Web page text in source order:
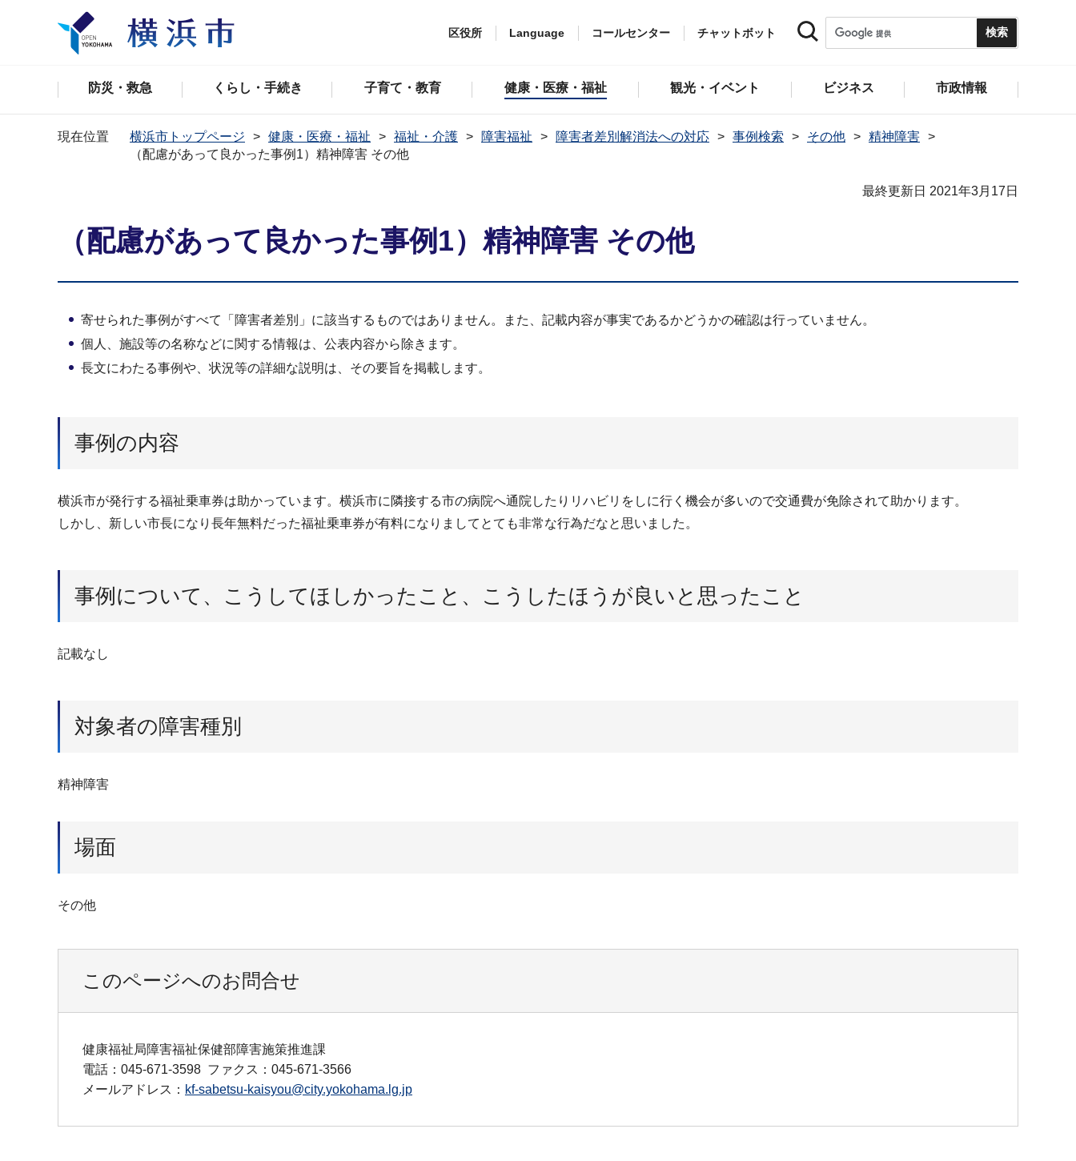
区役所 Language コールセンター チャットボット
防災・救急 くらし・手続き 子育て・教育 健康・医療・福祉 観光・イベント ビジネス 市政情報
現在位置 横浜市トップページ 健康・医療・福祉 福祉・介護 障害福祉 障害者差別解消法への対応 事例検索 その他
精神障害
（配慮があって良かった事例1）精神障害 その他
最終更新日 2021年3月17日
（配慮があって良かった事例1）精神障害 その他
寄せられた事例がすべて「障害者差別」に該当するものではありません。また、記載内容が事実であるかどうかの確認は行っていません。
個人、施設等の名称などに関する情報は、公表内容から除きます。
長文にわたる事例や、状況等の詳細な説明は、その要旨を掲載します。
事例の内容
横浜市が発行する福祉乗車券は助かっています。横浜市に隣接する市の病院へ通院したりリハビリをしに行く機会が多いので交通費が免除されて助かります。
しかし、新しい市長になり長年無料だった福祉乗車券が有料になりましてとても非常な行為だなと思いました。
事例について、こうしてほしかったこと、こうしたほうが良いと思ったこと
記載なし
対象者の障害種別
精神障害
場面
その他
このページへのお問合せ
健康福祉局障害福祉保健部障害施策推進課
電話：045-671-3598 ファクス：045-671-3566
メールアドレス： kf-sabetsu-kaisyou@city.yokohama.lg.jp